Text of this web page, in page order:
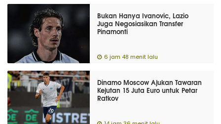
Bukan Hanya Ivanovic, Lazio
Juga Negosiasikan Transfer
Pinamonti
6 jam 48 menit lalu
Dinamo Moscow Ajukan Tawaran
Kejutan 15 Juta Euro untuk Petar
Ratkov